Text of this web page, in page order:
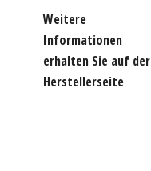
Weitere
Informationen
erhalten Sie auf der
Herstellerseite